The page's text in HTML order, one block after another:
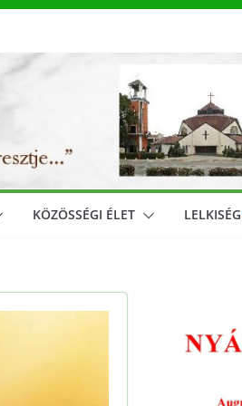
KÖZÖSSÉGI ÉLET LELKISÉG